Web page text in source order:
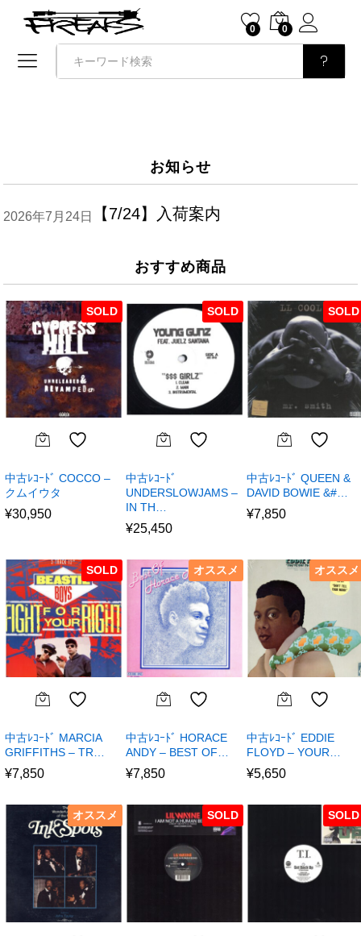
0 0
お知らせ
【7/24】入荷案内
2026年7月24日
おすすめ商品
SOLD
中古ﾚｺｰﾄﾞ COCCO –
クムイウタ
¥30,950
SOLD
中古ﾚｺｰﾄﾞ
UNDERSLOWJAMS –
IN TH…
¥25,450
SOLD
中古ﾚｺｰﾄﾞ QUEEN &
DAVID BOWIE &#…
¥7,850
SOLD
中古ﾚｺｰﾄﾞ MARCIA
GRIFFITHS – TR…
¥7,850
オススメ
中古ﾚｺｰﾄﾞ HORACE
ANDY – BEST OF…
¥7,850
オススメ
中古ﾚｺｰﾄﾞ EDDIE
FLOYD – YOUR…
¥5,650
オススメ SOLD SOLD